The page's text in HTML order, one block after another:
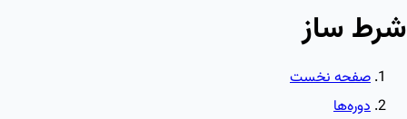
شرط ساز
صفحه نخست
دوره‌ها